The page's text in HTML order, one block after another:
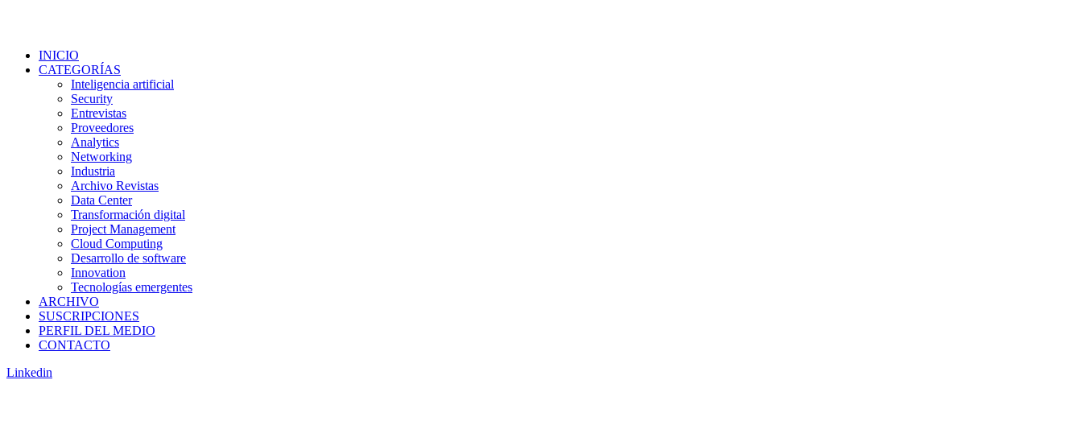
INICIO
CATEGORÍAS
Inteligencia artificial
Security
Entrevistas
Proveedores
Analytics
Networking
Industria
Archivo Revistas
Data Center
Transformación digital
Project Management
Cloud Computing
Desarrollo de software
Innovation
Tecnologías emergentes
ARCHIVO
SUSCRIPCIONES
PERFIL DEL MEDIO
CONTACTO
Linkedin